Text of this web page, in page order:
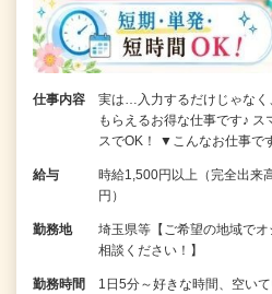
仕事内容
実は…入力するだけじゃなく
もらえるお得な仕事です♪
スでOK！ ▼こんなお仕事で
給与
時給1,500円以上（完全出来
円）
勤務地
埼玉県等【ご希望の地域で
相談ください！】
勤務時間
1日5分～好きな時間、空い